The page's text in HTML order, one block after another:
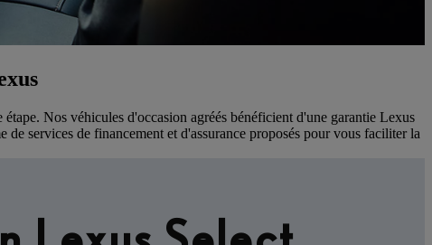
Nos véhicules d'occasion agréés bénéficient d'une garantie Lexus
services de financement et d'assurance proposés pour vous faciliter la